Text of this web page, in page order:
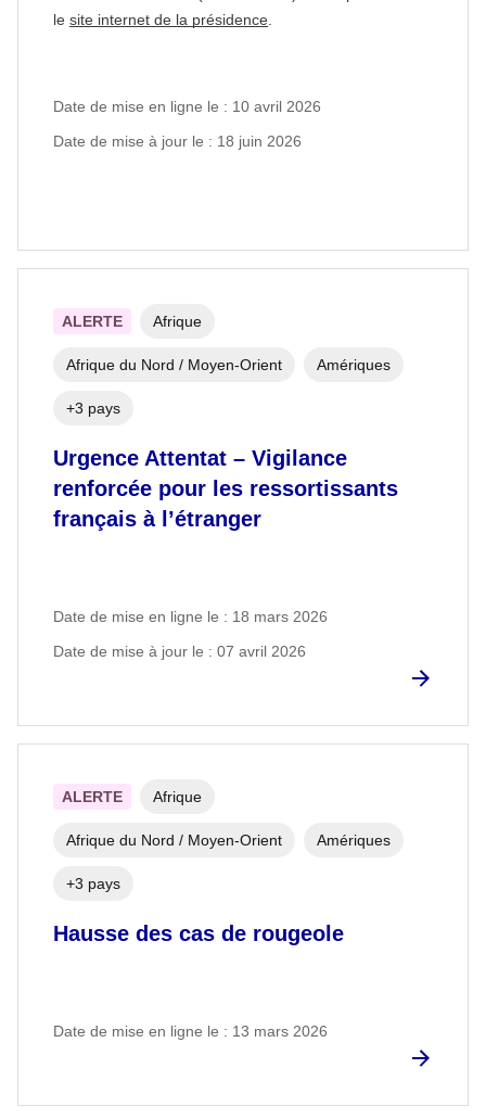
le site internet de la présidence
Date de mise en ligne le : 10 avril 2026
Date de mise à jour le : 18 juin 2026
Urgence Attentat – Vigilance
renforcée pour les ressortissants
français à l’étranger
ALERTE Afrique
Afrique du Nord / Moyen-Orient Amériques
+3 pays
Date de mise en ligne le : 18 mars 2026
Date de mise à jour le : 07 avril 2026
Hausse des cas de rougeole
ALERTE Afrique
Afrique du Nord / Moyen-Orient Amériques
+3 pays
Date de mise en ligne le : 13 mars 2026